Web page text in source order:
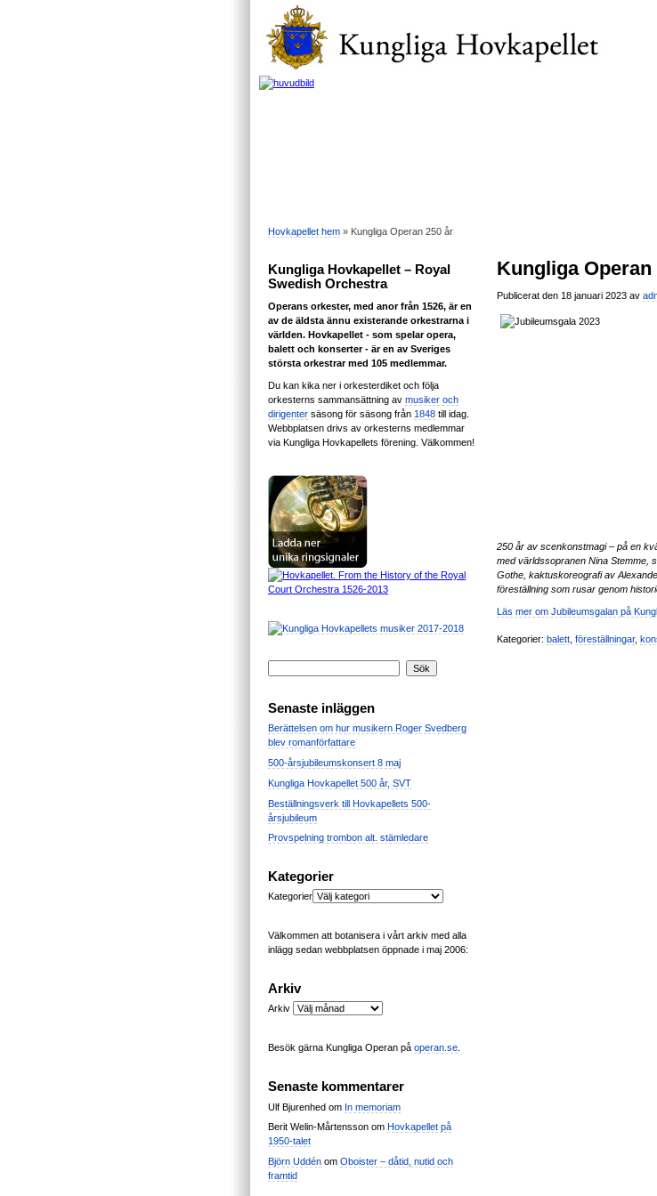
Hovkapellet hem » Kungliga Operan 250 år
Kungliga Hovkapellet – Royal
Swedish Orchestra
Operans orkester, med anor från 1526, är en
av de äldsta ännu existerande orkestrarna i
världen. Hovkapellet - som spelar opera,
balett och konserter - är en av Sveriges
största orkestrar med 105 medlemmar.
Du kan kika ner i orkesterdiket och följa
orkesterns sammansättning av musiker och
dirigenter säsong för säsong från 1848 till idag.
Webbplatsen drivs av orkesterns medlemmar
via Kungliga Hovkapellets förening. Välkommen!
Senaste inläggen
Berättelsen om hur musikern Roger Svedberg
blev romanförfattare
500-årsjubileumskonsert 8 maj
Kungliga Hovkapellet 500 år, SVT
Beställningsverk till Hovkapellets 500-
årsjubileum
Provspelning trombon alt. stämledare
Kategorier
Kategorier
Välkommen att botanisera i vårt arkiv med alla
inlägg sedan webbplatsen öppnade i maj 2006:
Arkiv
Arkiv
Besök gärna Kungliga Operan på operan.se
Senaste kommentarer
Ulf Bjurenhed om In memoriam
Berit Welin-Mårtensson om Hovkapellet på
1950-talet
Björn Uddén om Oboister – dåtid, nutid och
framtid
Kungliga Operan
Publicerat den 18 januari 2023 av
250 år av scenkonstmagi – på en
med världssopranen Nina Stemme,
Gothe, kaktuskoreografi av
föreställning som rusar genom
Läs mer om Jubileumsgalan på
Kategorier: balett, föreställningar,